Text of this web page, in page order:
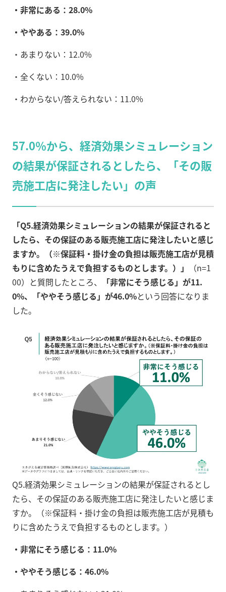
・非常にある：28.0%
・ややある：39.0%
・あまりない：12.0%
・全くない：10.0%
・わからない/答えられない：11.0%
57.0％から、経済効果シミュレーション
の結果が保証されるとしたら、「その販
売施工店に発注したい」の声
「Q5.経済効果シミュレーションの結果が保証されると
したら、その保証のある販売施工店に発注したいと感じ
ますか。（※保証料・掛け金の負担は販売施工店が見積
もりに含めたうえで負担するものとします。）」
（n=1
00）と質問したところ、
「非常にそう感じる」が11.
0%、「ややそう感じる」が46.0%という回答になりま
した。
Q5.経済効果シミュレーションの結果が保証されるとし
たら、その保証のある販売施工店に発注したいと感じま
すか。（※保証料・掛け金の負担は販売施工店が見積も
りに含めたうえで負担するものとします。）
・非常にそう感じる：11.0%
・ややそう感じる：46.0%